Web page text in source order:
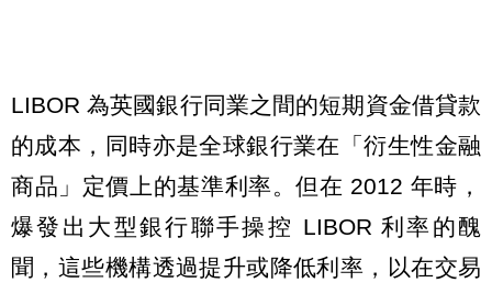
LIBOR 為英國銀行同業之間的短期資金借貸款
的成本，同時亦是全球銀行業在「衍生性金融
商品」定價上的基準利率。但在 2012 年時，
爆發出大型銀行聯手操控 LIBOR 利率的醜
聞，這些機構透過提升或降低利率，以在交易